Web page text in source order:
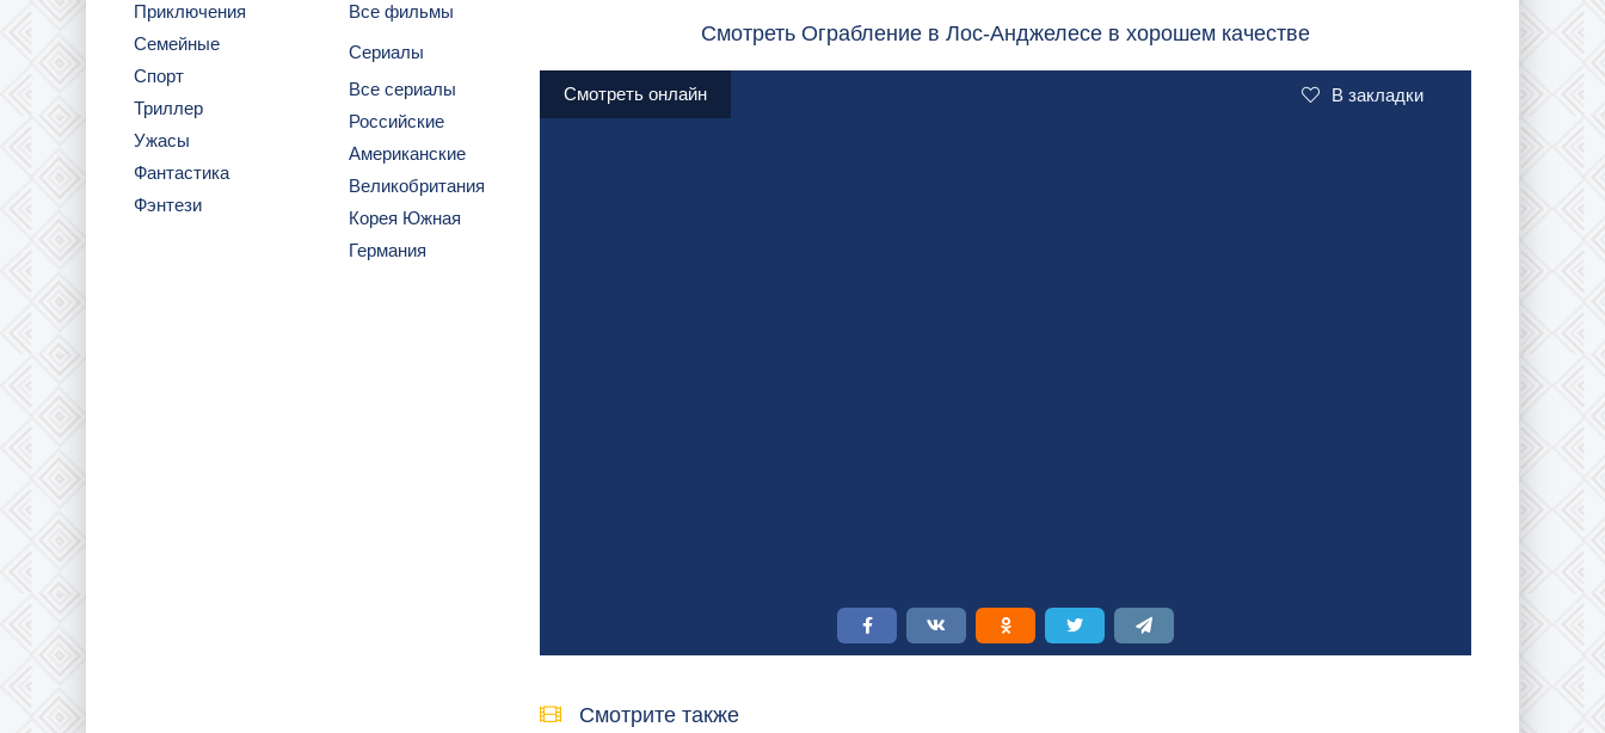
Приключения
Семейные
Спорт
Триллер
Ужасы
Фантастика
Фэнтези
Все фильмы
Сериалы
Все сериалы
Российские
Американские
Великобритания
Корея Южная
Германия
Смотреть Ограбление в Лос-Анджелесе в хорошем качестве
Смотреть онлайн В закладки
Смотрите также